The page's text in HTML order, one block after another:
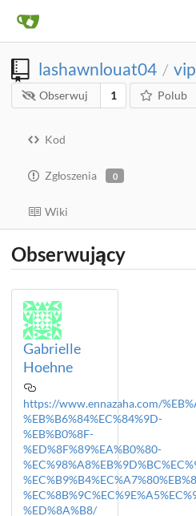
lashawnlouat04 /
Obserwuj 1 Polub
Kod
Zgłoszenia 0
Wiki
Obserwujący
Gabrielle
Hoehne
https://www.ennazaha.com/
%EB%B6%84%EC%84%9D-
%EB%B0%8F-
%ED%8F%89%EA%B0%80-
%ED%8A%B8/